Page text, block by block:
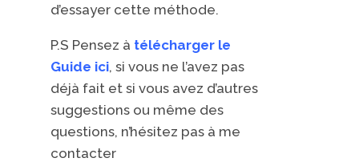
d’essayer cette méthode.
P.S Pensez à télécharger le
Guide ici, si vous ne l’avez pas
déjà fait et si vous avez d’autres
suggestions ou même des
questions, n’hésitez pas à me
contacter